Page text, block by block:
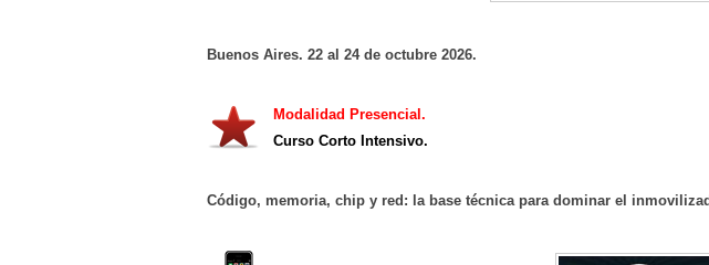
Buenos Aires. 22 al 24 de octubre 2026.
Modalidad Presencial.
Curso Corto Intensivo.
Código, memoria, chip y red: la base técnica para dominar el